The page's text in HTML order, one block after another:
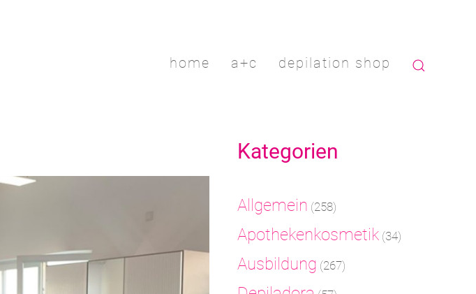
home a+c depilation shop
Kategorien
Allgemein (258)
Apothekenkosmetik (34)
Ausbildung (267)